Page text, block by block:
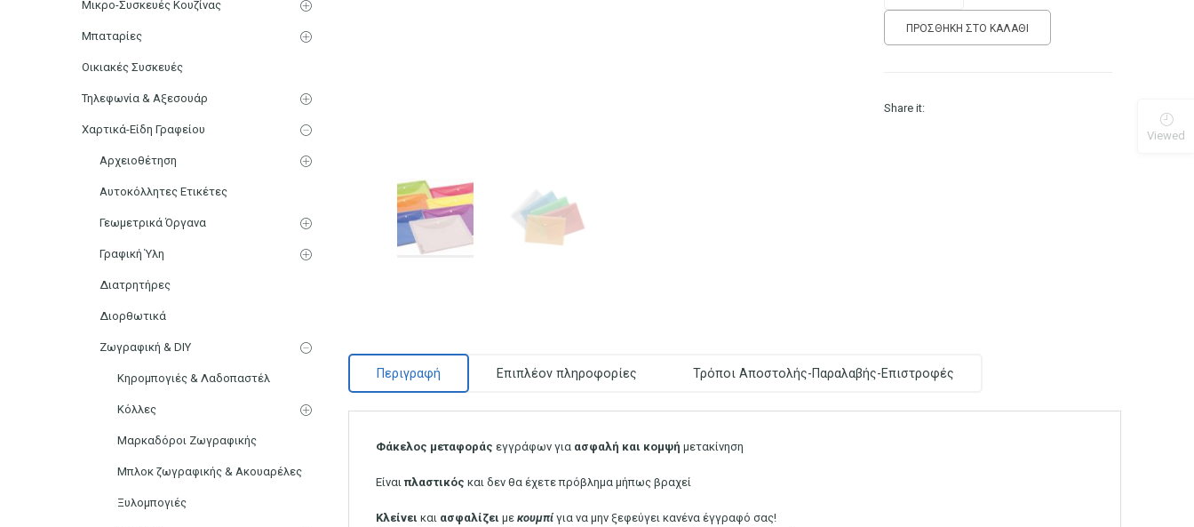
ΠΡΟΣΘΉΚΗ ΣΤΟ ΚΑΛΆΘΙ
Share it:
Περιγραφή Επιπλέον πληροφορίες Τρόποι Αποστολής-Παραλαβής-Επιστροφές
Φάκελος μεταφοράς εγγράφων για ασφαλή και κομψή μετακίνηση
Είναιπλαστικός και δεν θα έχετε πρόβλημα μήπως βραχεί
Κλείνει και ασφαλίζει με κουμπί για να μην ξεφεύγει κανένα έγγραφό σας!
Μικρο-Συσκευές Κουζίνας
Μπαταρίες
Οικιακές Συσκευές
Τηλεφωνία & Αξεσουάρ
Χαρτικά-Είδη Γραφείου
Αρχειοθέτηση
Αυτοκόλλητες Ετικέτες
Γεωμετρικά Όργανα
Γραφική Ύλη
Διατρητήρες
Διορθωτικά
Ζωγραφική & DIY
Κηρομπογιές & Λαδοπαστέλ
Κόλλες
Μαρκαδόροι Ζωγραφικής
Μπλοκ ζωγραφικής & Ακουαρέλες
Ξυλομπογιές
Viewed